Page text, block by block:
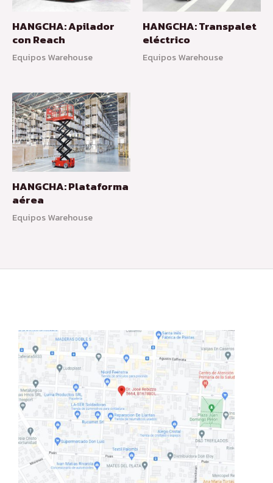
HANGCHA: Apilador
con Reach
Equipos Warehouse
HANGCHA: Transpalet
eléctrico
Equipos Warehouse
HANGCHA: Plataforma
aérea
Equipos Warehouse